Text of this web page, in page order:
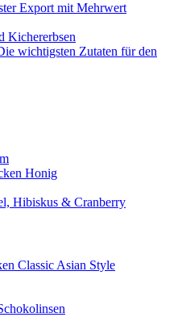
Export mit Mehrwert
Kichererbsen
wichtigsten Zutaten für den
Honig
Hibiskus & Cranberry
Classic Asian Style